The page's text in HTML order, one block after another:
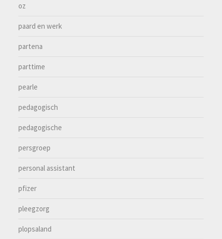
oz
paard en werk
partena
parttime
pearle
pedagogisch
pedagogische
persgroep
personal assistant
pfizer
pleegzorg
plopsaland